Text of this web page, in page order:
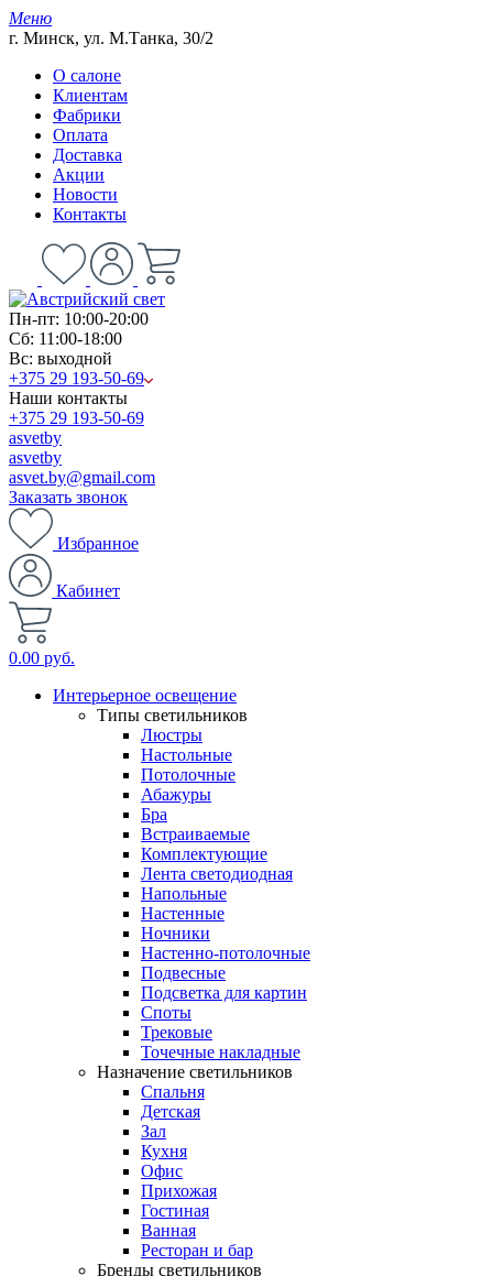
Меню
г. Минск, ул. М.Танка, 30/2
О салоне
Клиентам
Фабрики
Оплата
Доставка
Акции
Новости
Контакты
Пн-пт: 10:00-20:00
Сб: 11:00-18:00
Вс: выходной
+375 29 193-50-69
Наши контакты
+375 29 193-50-69
asvetby
asvetby
asvet.by@gmail.com
Заказать звонок
Избранное
Кабинет
0.00 руб.
Интерьерное освещение
Типы светильников
Люстры
Настольные
Потолочные
Абажуры
Бра
Встраиваемые
Комплектующие
Лента светодиодная
Напольные
Настенные
Ночники
Настенно-потолочные
Подвесные
Подсветка для картин
Споты
Трековые
Точечные накладные
Назначение светильников
Спальня
Детская
Зал
Кухня
Офис
Прихожая
Гостиная
Ванная
Ресторан и бар
Бренды светильников